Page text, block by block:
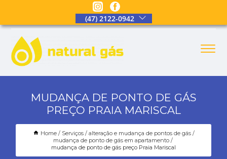
(47) 2122-0942
MUDANÇA DE PONTO DE GÁS
PREÇO PRAIA MARISCAL
Home Serviços
alteração e mudança de pontos de gás
mudança de ponto de gás em apartamento
mudança de ponto de gás preço Praia Mariscal